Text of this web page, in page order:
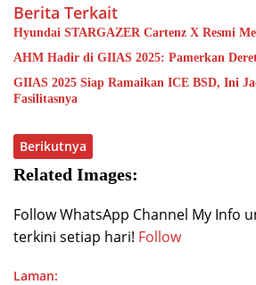
Berita Terkait
Hyundai STARGAZER Cartenz X Resmi
AHM Hadir di GIIAS 2025: Pamerkan
GIIAS 2025 Siap Ramaikan ICE BSD, Ini
Fasilitasnya
Berikutnya
Related Images:
Follow WhatsApp Channel My Info
terkini setiap hari! Follow
Laman: